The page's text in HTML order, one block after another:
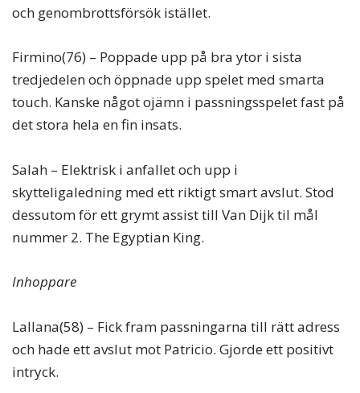
och genombrottsförsök istället.
Firmino(76) – Poppade upp på bra ytor i sista
tredjedelen och öppnade upp spelet med smarta
touch. Kanske något ojämn i passningsspelet fast på
det stora hela en fin insats.
Salah – Elektrisk i anfallet och upp i
skytteligaledning med ett riktigt smart avslut. Stod
dessutom för ett grymt assist till Van Dijk til mål
nummer 2. The Egyptian King.
Inhoppare
Lallana(58) – Fick fram passningarna till rätt adress
och hade ett avslut mot Patricio. Gjorde ett positivt
intryck.